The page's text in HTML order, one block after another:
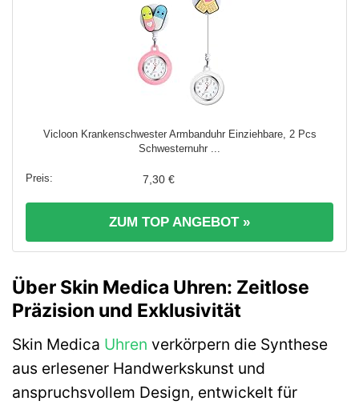
Vicloon Krankenschwester Armbanduhr Einziehbare, 2 Pcs
Schwesternuhr ...
7,30 €
ZUM TOP ANGEBOT »
Über Skin Medica Uhren: Zeitlose
Präzision und Exklusivität
Skin Medica Uhren verkörpern die Synthese
aus erlesener Handwerkskunst und
anspruchsvollem Design, entwickelt für